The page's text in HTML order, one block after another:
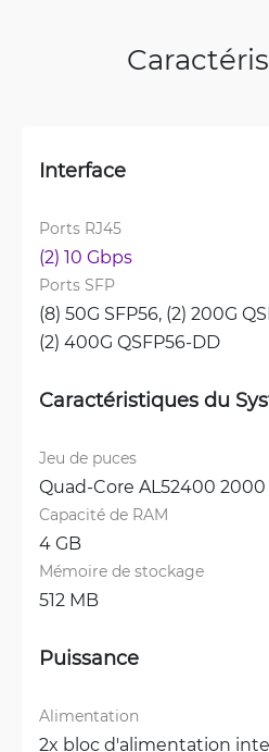
Interface
Ports RJ45
(2) 10 Gbps
Ports SFP
(8) 50G SFP56, (2) 200G
(2) 400G QSFP56-DD
Caractéristiques du
Jeu de puces
Quad-Core AL52400 2000
Capacité de RAM
4 GB
Mémoire de stockage
512 MB
Puissance
Alimentation
2x bloc d'alimentation